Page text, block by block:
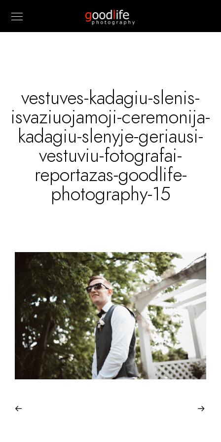
vestuves-kadagiu-slenis-
isvaziuojamoji-ceremonija-
kadagiu-slenyje-geriausi-
vestuviu-fotografai-
reportazas-goodlife-
photography-15